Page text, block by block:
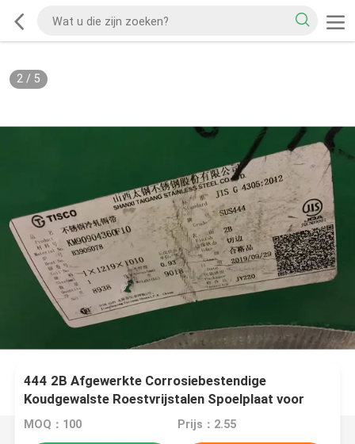
2/ 5
444 2B Afgewerkte Corrosiebestendige
Koudgewalste Roestvrijstalen Spoelplaat voor
Watertanks
MOQ：100 Prijs：2.55